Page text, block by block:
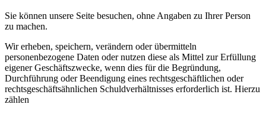
Sie können unsere Seite besuchen, ohne Angaben zu Ihrer Person
zu machen.
Wir erheben, speichern, verändern oder übermitteln
personenbezogene Daten oder nutzen diese als Mittel zur Erfüllung
eigener Geschäftszwecke, wenn dies für die Begründung,
Durchführung oder Beendigung eines rechtsgeschäftlichen oder
rechtsgeschäftsähnlichen Schuldverhältnisses erforderlich ist. Hierzu
zählen